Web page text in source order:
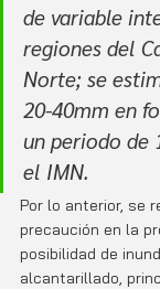
de variable
regiones del
Norte; se
20-40mm en
un periodo de
el IMN.
Por lo anterior, se
precaución en la
posibilidad de
alcantarillado,